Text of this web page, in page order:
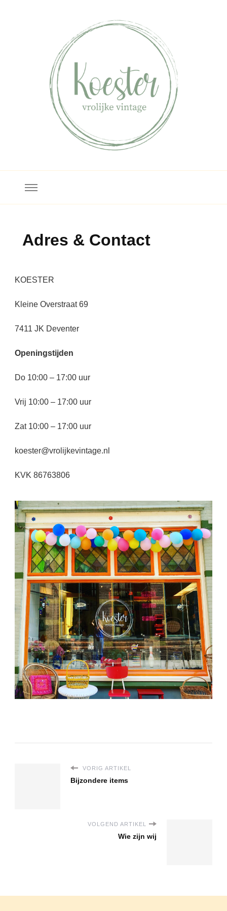
Koester
Adres & Contact
KOESTER
Kleine Overstraat 69
7411 JK Deventer
Openingstijden
Do 10:00 – 17:00 uur
Vrij 10:00 – 17:00 uur
Zat 10:00 – 17:00 uur
koester@vrolijkevintage.nl
KVK 86763806
VORIG ARTIKEL
Bijzondere items
VOLGEND ARTIKEL
Wie zijn wij